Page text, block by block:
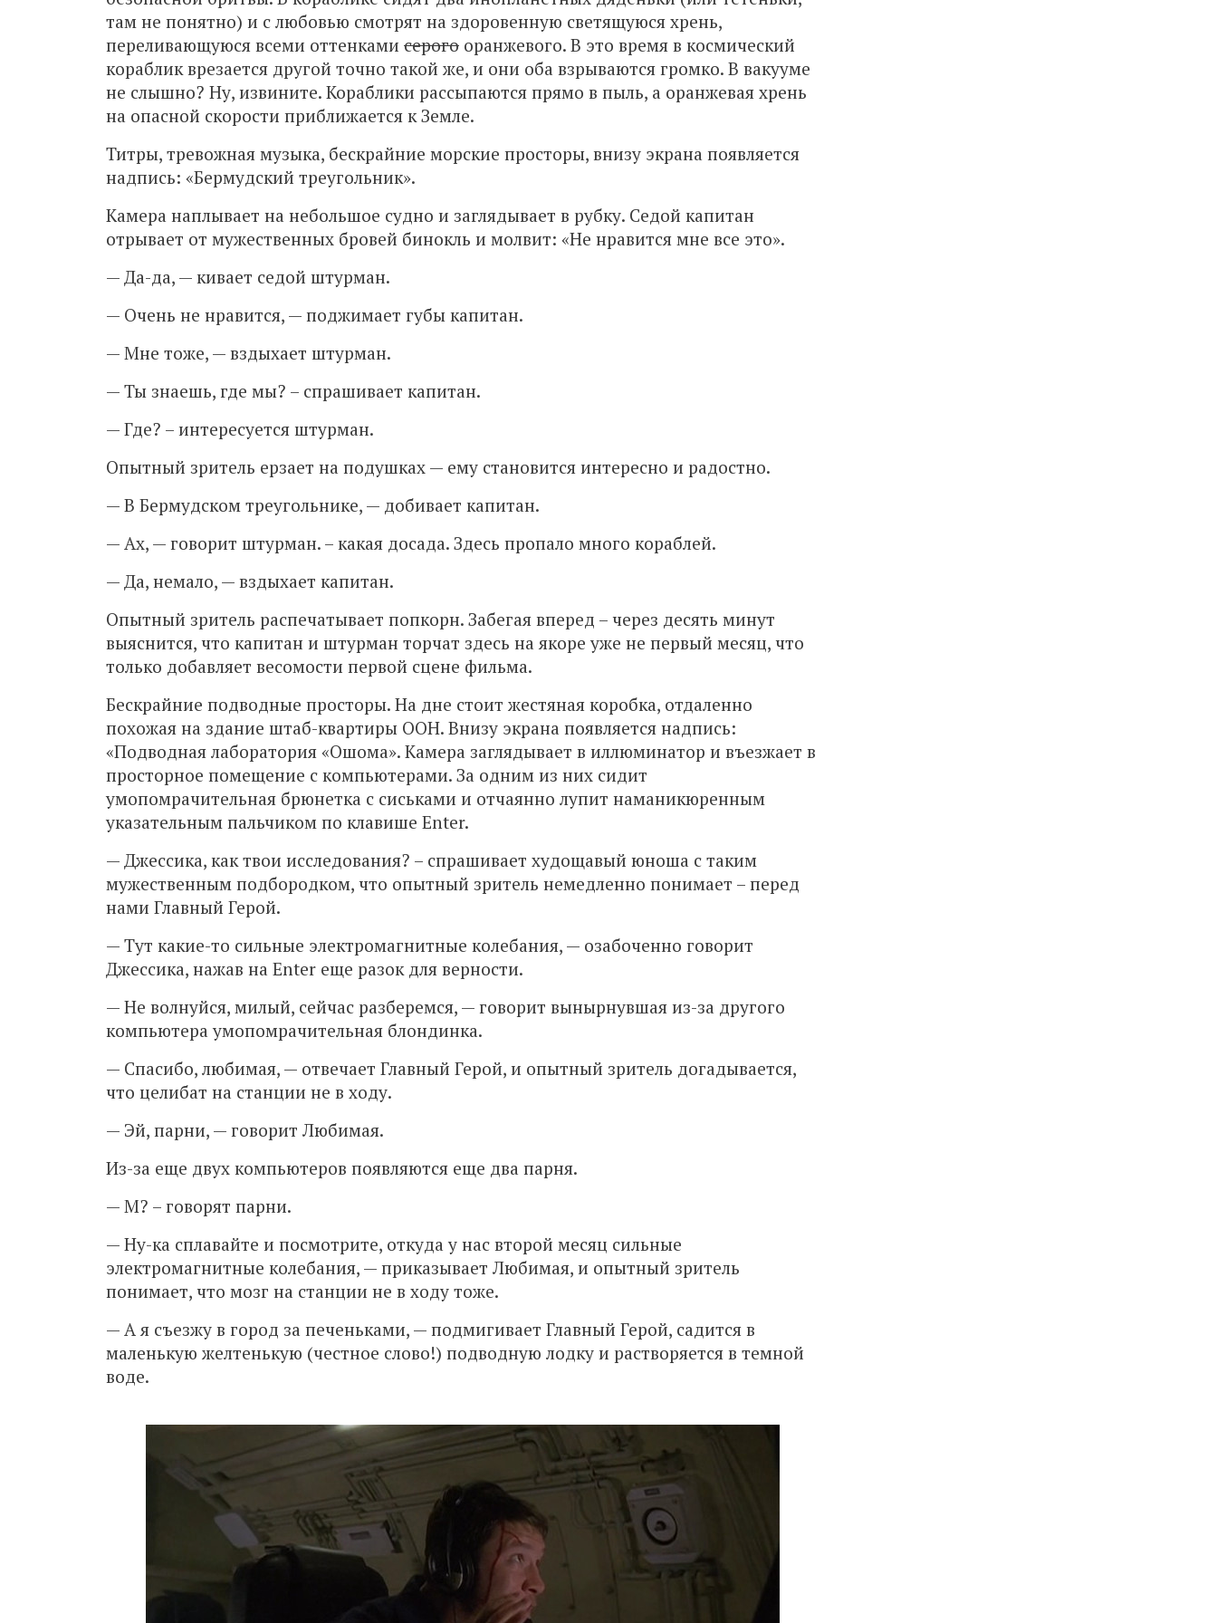
там не понятно) и с любовью смотрят на здоровенную светящуюся хрень,
переливающуюся всеми оттенками серого оранжевого. В это время в космический
кораблик врезается другой точно такой же, и они оба взрываются громко. В вакууме
не слышно? Ну, извините. Кораблики рассыпаются прямо в пыль, а оранжевая хрень
на опасной скорости приближается к Земле.
Титры, тревожная музыка, бескрайние морские просторы, внизу экрана появляется
надпись: «Бермудский треугольник».
Камера наплывает на небольшое судно и заглядывает в рубку. Седой капитан
отрывает от мужественных бровей бинокль и молвит: «Не нравится мне все это».
— Да-да, — кивает седой штурман.
— Очень не нравится, — поджимает губы капитан.
— Мне тоже, — вздыхает штурман.
— Ты знаешь, где мы? – спрашивает капитан.
— Где? – интересуется штурман.
Опытный зритель ерзает на подушках — ему становится интересно и радостно.
— В Бермудском треугольнике, — добивает капитан.
— Ах, — говорит штурман. – какая досада. Здесь пропало много кораблей.
— Да, немало, — вздыхает капитан.
Опытный зритель распечатывает попкорн. Забегая вперед – через десять минут
выяснится, что капитан и штурман торчат здесь на якоре уже не первый месяц, что
только добавляет весомости первой сцене фильма.
Бескрайние подводные просторы. На дне стоит жестяная коробка, отдаленно
похожая на здание штаб-квартиры ООН. Внизу экрана появляется надпись:
«Подводная лаборатория «Ошома». Камера заглядывает в иллюминатор и въезжает в
просторное помещение с компьютерами. За одним из них сидит
умопомрачительная брюнетка с сиськами и отчаянно лупит наманикюренным
указательным пальчиком по клавише Enter.
— Джессика, как твои исследования? – спрашивает худощавый юноша с таким
мужественным подбородком, что опытный зритель немедленно понимает – перед
нами Главный Герой.
— Тут какие-то сильные электромагнитные колебания, — озабоченно говорит
Джессика, нажав на Enter еще разок для верности.
— Не волнуйся, милый, сейчас разберемся, — говорит вынырнувшая из-за другого
компьютера умопомрачительная блондинка.
— Спасибо, любимая, — отвечает Главный Герой, и опытный зритель догадывается,
что целибат на станции не в ходу.
— Эй, парни, — говорит Любимая.
Из-за еще двух компьютеров появляются еще два парня.
— М? – говорят парни.
— Ну-ка сплавайте и посмотрите, откуда у нас второй месяц сильные
электромагнитные колебания, — приказывает Любимая, и опытный зритель
понимает, что мозг на станции не в ходу тоже.
— А я съезжу в город за печеньками, — подмигивает Главный Герой, садится в
маленькую желтенькую (честное слово!) подводную лодку и растворяется в темной
воде.